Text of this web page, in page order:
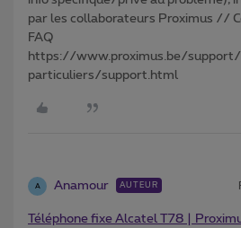
par les collaborateurs Proximus //
FAQ
https://www.proximus.be/
particuliers/support.html
A Anamour AUTEUR
Téléphone fixe Alcatel T78 |